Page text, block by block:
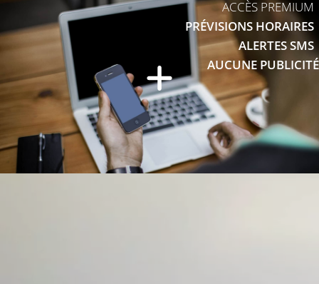
ACCÈS PREMIUM
PRÉVISIONS HORAIRES
ALERTES SMS
AUCUNE PUBLICITÉ